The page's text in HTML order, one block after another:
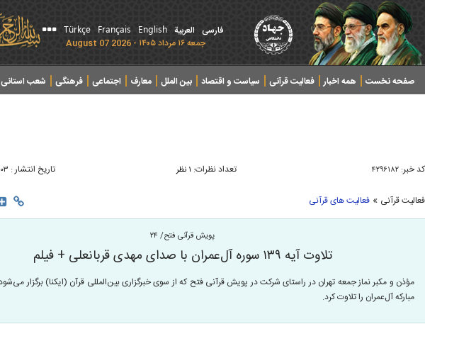
فارسی العربیة English
Français
Türkçe
جمعه ۱۶ مرداد ۱۴۰۵ - 2026 August 07
صفحه نخست همه اخبار فعالیت قرآنی سیاست و اقتصاد بین الملل معارف اجتماعی فرهنگی شعب استانی
کد خبر: ۴۲۹۶۱۸۲ تعداد نظرات: ۱ نظر تاریخ انتشار : ۰۳ مرداد ۱۴۰۴ - ۱۴:۵۶
فعالیت قرآنی » فعالیت های قرآنی
پویش قرآنی فتح/ ۲۴
تلاوت آیه ۱۳۹ سوره آل‌عمران با صدای مهدی قربانعلی + فیلم
مبارکه آل‌عمران را تلاوت کرد.